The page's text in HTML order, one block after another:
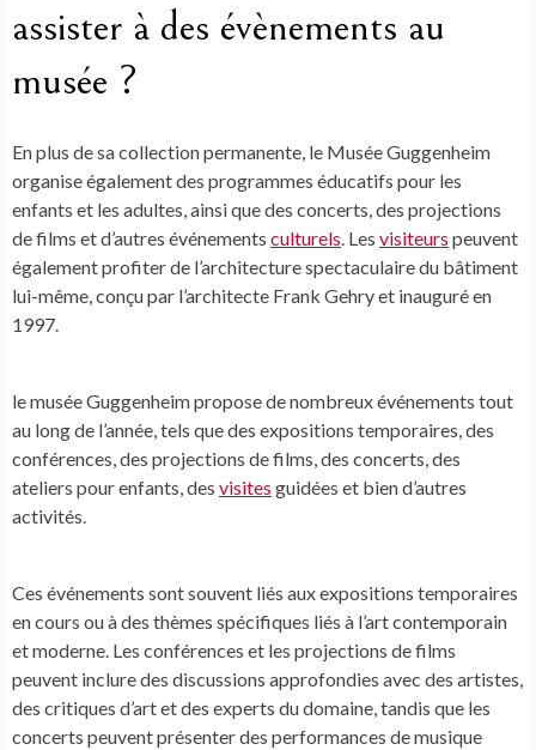
assister à des évènements au
musée ?
En plus de sa collection permanente, le Musée Guggenheim
organise également des programmes éducatifs pour les
enfants et les adultes, ainsi que des concerts, des projections
de films et d’autres événements culturels. Les visiteurs peuvent
également profiter de l’architecture spectaculaire du bâtiment
lui-même, conçu par l’architecte Frank Gehry et inauguré en
1997.
le musée Guggenheim propose de nombreux événements tout
au long de l’année, tels que des expositions temporaires, des
conférences, des projections de films, des concerts, des
ateliers pour enfants, des visites guidées et bien d’autres
activités.
Ces événements sont souvent liés aux expositions temporaires
en cours ou à des thèmes spécifiques liés à l’art contemporain
et moderne. Les conférences et les projections de films
peuvent inclure des discussions approfondies avec des artistes,
des critiques d’art et des experts du domaine, tandis que les
concerts peuvent présenter des performances de musique